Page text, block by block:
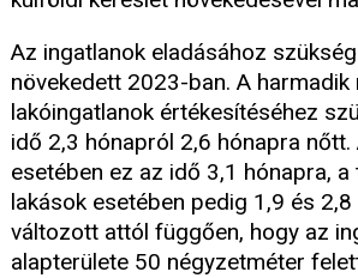
Az ingatlanok eladásához
növekedett 2023-ban. A harmadik
lakóingatlanok értékesítéséhez
idő 2,3 hónapról 2,6 hónapra nőtt.
esetében ez az idő 3,1 hónapra, a
lakások esetében pedig 1,9 és 2,8
változott attól függően, hogy az
alapterülete 50 négyzetméter